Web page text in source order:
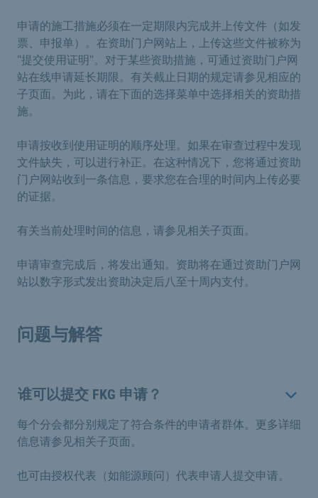
申请的施工措施必须在一定期限内完成并上传文件（如发
票、申报单）。在资助门户网站上，上传这些文件被称为
"提交使用证明"。对于某些资助措施，可通过资助门户网
站在线申请延长期限。有关截止日期的规定请参见相应的
子页面。为此，请在下面的选择菜单中选择相关的资助措
施。
申请按收到使用证明的顺序处理。如果在审查过程中发现
文件缺失，可以进行补正。在这种情况下，您将通过资助
门户网站收到一条信息，要求您在合理的时间内上传必要
的证据。
有关当前处理时间的信息，请参见相关子页面。
申请审查完成后，将发出通知。资助将在通过资助门户网
站以数字形式发出资助决定后八至十周内支付。
问题与解答
谁可以提交 FKG 申请？
每个分会都分别规定了符合条件的申请者群体。更多详细
信息请参见相关子页面。
也可由授权代表（如能源顾问）代表申请人提交申请。